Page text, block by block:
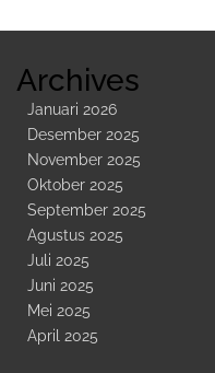
Archives
Januari 2026
Desember 2025
November 2025
Oktober 2025
September 2025
Agustus 2025
Juli 2025
Juni 2025
Mei 2025
April 2025